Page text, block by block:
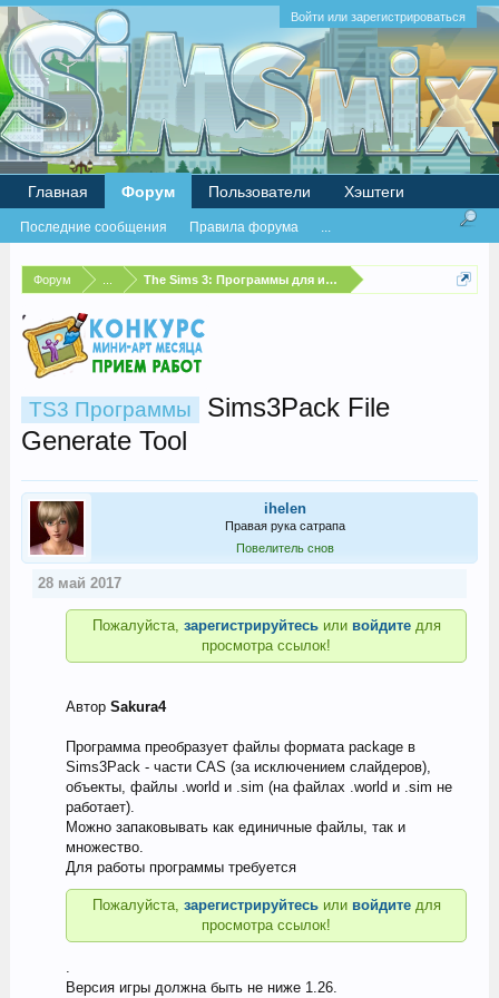
Войти или зарегистрироваться
Форум The Sims 3: Программы для игры
TS3 Программы
Sims3Pack File
Generate Tool
ihelen
Правая рука сатрапа
Повелитель снов
28 май 2017
Пожалуйста, зарегистрируйтесьили войдите для
просмотра ссылок!
Автор Sakura4
Программа преобразует файлы формата package в
Sims3Pack - части CAS (за исключением слайдеров),
объекты, файлы .world и .sim (на файлах .world и .sim не
работает).
Можно запаковывать как единичные файлы, так и
множество.
Для работы программы требуется
Пожалуйста, зарегистрируйтесьили войдите для
просмотра ссылок!
Версия игры должна быть не ниже 1.26.
Главная Форум
Последние сообщения Правила форума ...
Пользователи Хэштеги